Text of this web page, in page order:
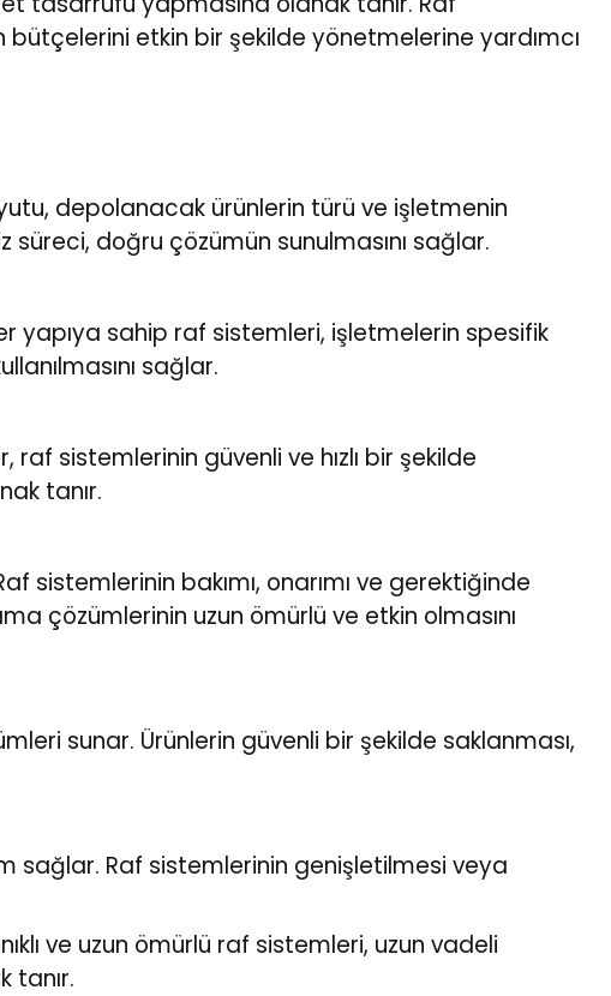
bütçelerini etkin bir şekilde yönetmelerine yardımcı
depolanacak ürünlerin türü ve işletmenin
doğru çözümün sunulmasını sağlar.
yapıya sahip raf sistemleri, işletmelerin spesifik
sağlar.
sistemlerinin güvenli ve hızlı bir şekilde
tanır.
sistemlerinin bakımı, onarımı ve gerektiğinde
çözümlerinin uzun ömürlü ve etkin olmasını
sunar. Ürünlerin güvenli bir şekilde saklanması,
sağlar. Raf sistemlerinin genişletilmesi veya
ve uzun ömürlü raf sistemleri, uzun vadeli
tanır.